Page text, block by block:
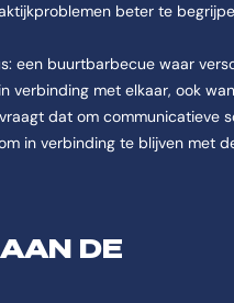
beter te
een buurtbarbecue waar
verbinding met elkaar, ook
dat om communicatieve
in verbinding te blijven met
DE